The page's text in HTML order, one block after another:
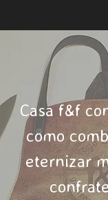
Casa f&f
como
eternizar